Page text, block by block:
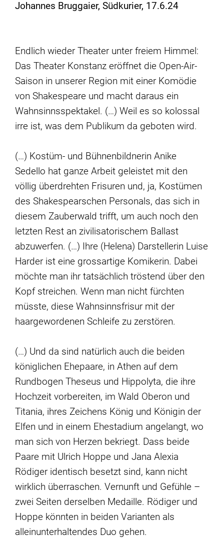
Johannes Bruggaier, Südkurier, 17.6.24
Endlich wieder Theater unter freiem Himmel:
Das Theater Konstanz eröffnet die Open-Air-
Saison in unserer Region mit einer Komödie
von Shakespeare und macht daraus ein
Wahnsinnsspektakel. (…) Weil es so kolossal
irre ist, was dem Publikum da geboten wird.
(…) Kostüm- und Bühnenbildnerin Anike
Sedello hat ganze Arbeit geleistet mit den
völlig überdrehten Frisuren und, ja, Kostümen
des Shakespearschen Personals, das sich in
diesem Zauberwald trifft, um auch noch den
letzten Rest an zivilisatorischem Ballast
abzuwerfen. (…) Ihre (Helena) Darstellerin Luise
Harder ist eine grossartige Komikerin. Dabei
möchte man ihr tatsächlich tröstend über den
Kopf streichen. Wenn man nicht fürchten
müsste, diese Wahnsinnsfrisur mit der
haargewordenen Schleife zu zerstören.
(…) Und da sind natürlich auch die beiden
königlichen Ehepaare, in Athen auf dem
Rundbogen Theseus und Hippolyta, die ihre
Hochzeit vorbereiten, im Wald Oberon und
Titania, ihres Zeichens König und Königin der
Elfen und in einem Ehestadium angelangt, wo
man sich von Herzen bekriegt. Dass beide
Paare mit Ulrich Hoppe und Jana Alexia
Rödiger identisch besetzt sind, kann nicht
wirklich überraschen. Vernunft und Gefühle –
zwei Seiten derselben Medaille. Rödiger und
Hoppe könnten in beiden Varianten als
alleinunterhaltendes Duo gehen.